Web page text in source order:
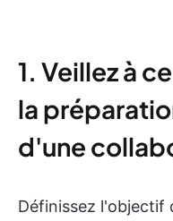
1. Veillez à
la
d'une
Définissez l'objectif